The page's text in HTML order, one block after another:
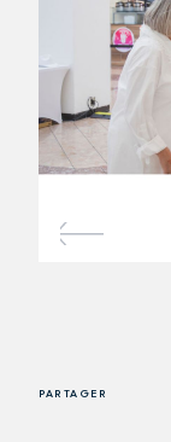
PARTAGER